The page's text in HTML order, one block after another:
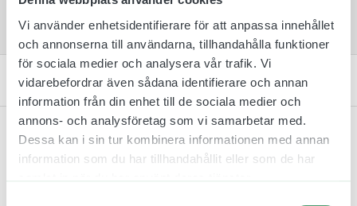
Vi använder enhetsidentifierare för att anpassa innehållet
och annonserna till användarna, tillhandahålla funktioner
för sociala medier och analysera vår trafik. Vi
vidarebefordrar även sådana identifierare och annan
information från din enhet till de sociala medier och
annons- och analysföretag som vi samarbetar med.
Dessa kan i sin tur kombinera informationen med annan
information som du har tillhandahållit eller som de har
arbetssätt.
Kontakta oss